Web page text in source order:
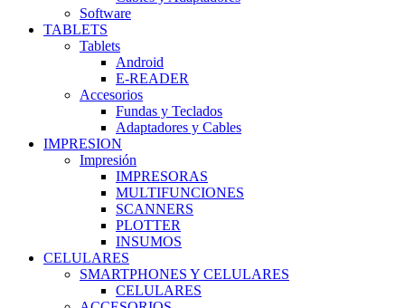
Software
TABLETS
Tablets
Android
E-READER
Accesorios
Fundas y Teclados
Adaptadores y Cables
IMPRESION
Impresión
IMPRESORAS
MULTIFUNCIONES
SCANNERS
PLOTTER
INSUMOS
CELULARES
SMARTPHONES Y CELULARES
CELULARES